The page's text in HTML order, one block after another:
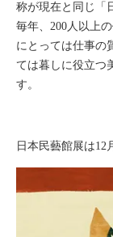
称が現在と同じ「
毎年、200人以上
にとっては仕事の
ては暮しに役立つ
す。
日本民藝館展は12